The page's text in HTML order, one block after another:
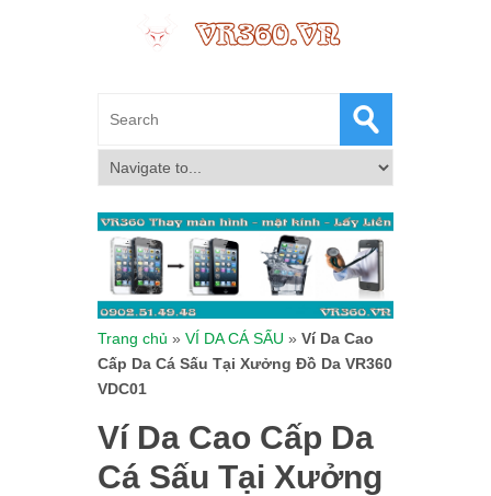
Trang chủ » VÍ DA CÁ SẤU » Ví Da Cao
Cấp Da Cá Sấu Tại Xưởng Đồ Da VR360
VDC01
Ví Da Cao Cấp Da
Cá Sấu Tại Xưởng